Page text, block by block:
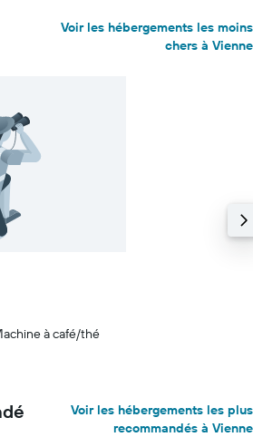
Voir les hébergements les moins
chers à Vienne
à café/thé
Voir les hébergements les plus
recommandés à Vienne